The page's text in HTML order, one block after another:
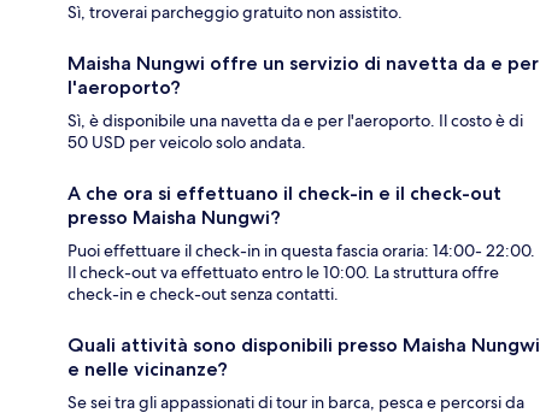
Sì, troverai parcheggio gratuito non assistito.
Maisha Nungwi offre un servizio di navetta da e per
l'aeroporto?
Sì, è disponibile una navetta da e per l'aeroporto. Il costo è di
50 USD per veicolo solo andata.
A che ora si effettuano il check-in e il check-out
presso Maisha Nungwi?
Puoi effettuare il check-in in questa fascia oraria: 14:00- 22:00.
Il check-out va effettuato entro le 10:00. La struttura offre
check-in e check-out senza contatti.
Quali attività sono disponibili presso Maisha Nungwi
e nelle vicinanze?
Se sei tra gli appassionati di tour in barca, pesca e percorsi da